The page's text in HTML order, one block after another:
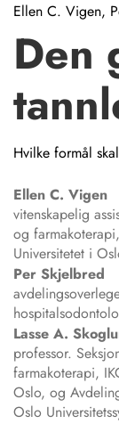
Ellen C. Vigen,
Den
Hvilke formål
Ellen C. Vigen
vitenskapelig
og
Universitetet i
Per Skjelbred
Lasse A.
professor.
farmakoterapi,
Oslo, og
Oslo